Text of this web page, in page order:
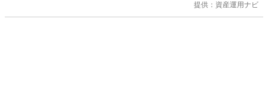
提供：資産運用ナビ